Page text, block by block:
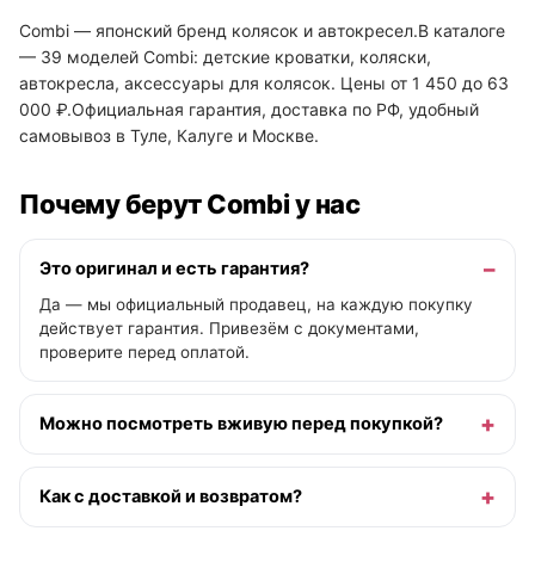
Combi — японский бренд колясок и автокресел.В каталоге
— 39 моделей Combi: детские кроватки, коляски,
автокресла, аксессуары для колясок. Цены от 1 450 до 63
000 ₽.Официальная гарантия, доставка по РФ, удобный
самовывоз в Туле, Калуге и Москве.
Почему берут Combi у нас
Это оригинал и есть гарантия?
Да — мы официальный продавец, на каждую покупку
действует гарантия. Привезём с документами,
проверите перед оплатой.
Можно посмотреть вживую перед покупкой?
Как с доставкой и возвратом?